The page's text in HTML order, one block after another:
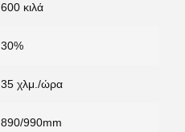
600 κιλά
30%
35 χλμ./ώρα
890/990mm